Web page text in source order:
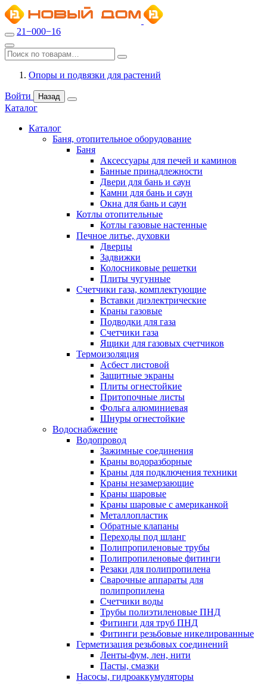
21−000−16
Опоры и подвязки для растений
Войти Назад
Каталог
Каталог
Баня, отопительное оборудование
Баня
Аксессуары для печей и каминов
Банные принадлежности
Двери для бань и саун
Камни для бань и саун
Окна для бань и саун
Котлы отопительные
Котлы газовые настенные
Печное литье, духовки
Дверцы
Задвижки
Колосниковые решетки
Плиты чугунные
Счетчики газа, комплектующие
Вставки диэлектрические
Краны газовые
Подводки для газа
Счетчики газа
Ящики для газовых счетчиков
Термоизоляция
Асбест листовой
Защитные экраны
Плиты огнестойкие
Притопочные листы
Фольга алюминиевая
Шнуры огнестойкие
Водоснабжение
Водопровод
Зажимные соединения
Краны водоразборные
Краны для подключения техники
Краны незамерзающие
Краны шаровые
Краны шаровые с американкой
Металлопластик
Обратные клапаны
Переходы под шланг
Полипропиленовые трубы
Полипропиленовые фитинги
Резаки для полипропилена
Сварочные аппараты для
полипропилена
Счетчики воды
Трубы полиэтиленовые ПНД
Фитинги для труб ПНД
Фитинги резьбовые никелированные
Герметизация резьбовых соединений
Ленты-фум, лен, нити
Пасты, смазки
Насосы, гидроаккумуляторы